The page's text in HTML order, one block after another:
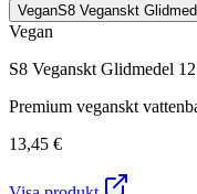
VeganS8 Veganskt
Vegan
S8 Veganskt Glidmedel
Premium veganskt
13,45 €